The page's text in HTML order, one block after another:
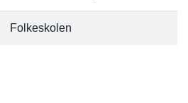
Folkeskolen